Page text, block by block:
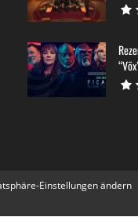
Einstellungen ändern